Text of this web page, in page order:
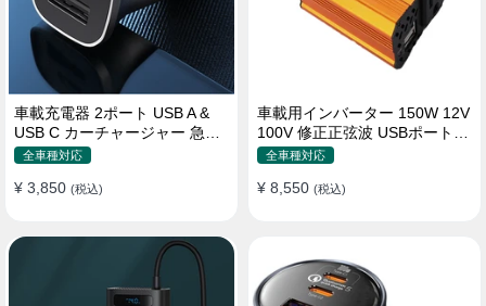
車載充電器 2ポート USB A &
USB C カーチャージャー 急速
充電USB [36W 12V-24V ]
全車種対応
¥ 3,850 (税込)
車載用インバーター 150W 12V
100V 修正正弦波 USBポート2
口 コンバーター 防災用品 チャ
全車種対応
¥ 8,550 (税込)